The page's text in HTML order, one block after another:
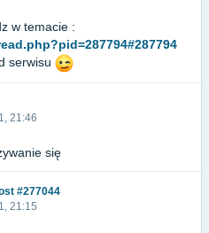
w temacie :
serwisu
21:46
się
#277044
21:15